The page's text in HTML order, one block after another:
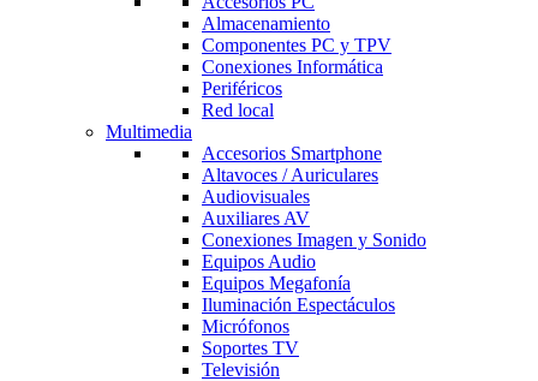
Almacenamiento
Componentes PC y TPV
Conexiones Informática
Periféricos
Red local
Multimedia
Accesorios Smartphone
Altavoces / Auriculares
Audiovisuales
Auxiliares AV
Conexiones Imagen y Sonido
Equipos Audio
Equipos Megafonía
Iluminación Espectáculos
Micrófonos
Soportes TV
Televisión